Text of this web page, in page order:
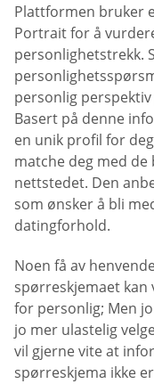
Plattformen bruker
Portrait for å
personlighetstrekk.
personlig
Basert på denne
en unik profil for
matche deg med
nettstedet. Den
som ønsker å bli
datingforhold.
Noen få av
spørreskjemaet
for personlig; Men
jo mer ulastelig
vil gjerne vite at
spørreskjema ikke